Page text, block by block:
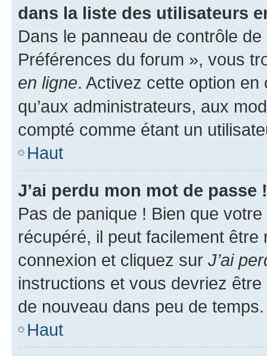
dans la liste des utilisateurs
Dans le panneau de contrôle
Préférences du forum », vous
en ligne. Activez cette option
qu’aux administrateurs, aux
compté comme étant un
Haut
J’ai perdu mon mot de passe !
Pas de panique ! Bien que
récupéré, il peut facilement
connexion et cliquez sur J’ai
instructions et vous devriez
de nouveau dans peu de temps.
Haut